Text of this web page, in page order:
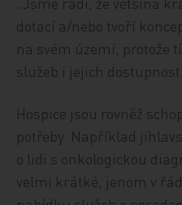
dotací a/nebo tvoří
na svém území, protože
služeb i jejich
Hospice jsou rovněž
potřeby. Například
o lidi s onkologickou
velmi krátké, jenom v